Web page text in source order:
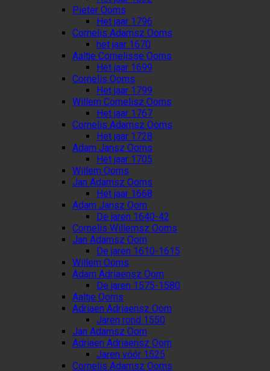
Pieter Ooms
Het jaar 1796
Cornelis Adamsz Ooms
het jaar 1670
Aaltje Cornelisse Ooms
Het jaar 1699
Cornelis Ooms
Het jaar 1799
Willem Cornelisz Ooms
Het jaar 1767
Cornelis Adamsz Ooms
Het jaar 1728
Adam Jansz Ooms
Het jaar 1705
Willem Ooms
Jan Adamsz Ooms
Het jaar 1668
Adam Jansz Oom
De jaren 1640-42
Cornelis Willemsz Ooms
Jan Adamsz Oom
De jaren 1610-1615
Willem Ooms
Adam Adriaensz Oom
De jaren 1575-1580
Aaltje Ooms
Adriaen Adriaensz Oom
Jaren rond 1550
Jan Adamsz Oom
Adriaen Adriaensz Oom
Jaren vóór 1525
Cornelis Adamsz Ooms